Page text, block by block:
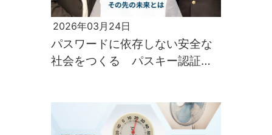
2026年03月24日
パスワードに依存しない安全な
社会をつくる パスキー認証の